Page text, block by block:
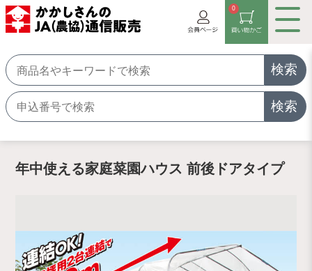
検索
検索
0
年中使える家庭菜園ハウス 前後ドアタイプ